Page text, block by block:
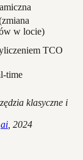
w locie)
TCO
time
klasyczne i
ai , 2024